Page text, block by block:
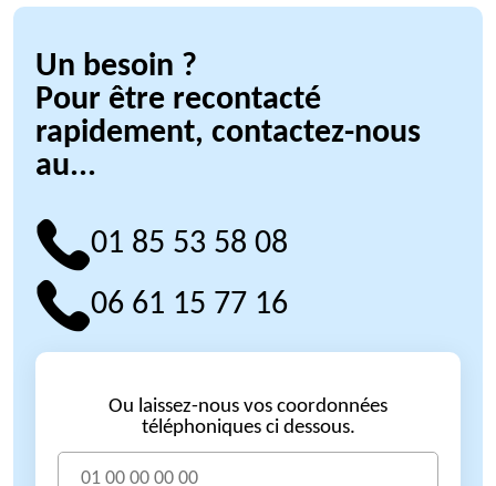
Un besoin ?
Pour être recontacté
rapidement, contactez-nous
au...
01 85 53 58 08
06 61 15 77 16
Ou laissez-nous vos coordonnées
téléphoniques ci dessous.